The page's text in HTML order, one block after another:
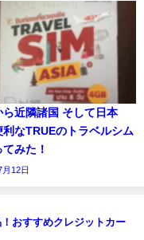
ら近隣諸国 そして日本
利なTRUEのトラベルシム
みた！
12日
おすすめクレジットカー